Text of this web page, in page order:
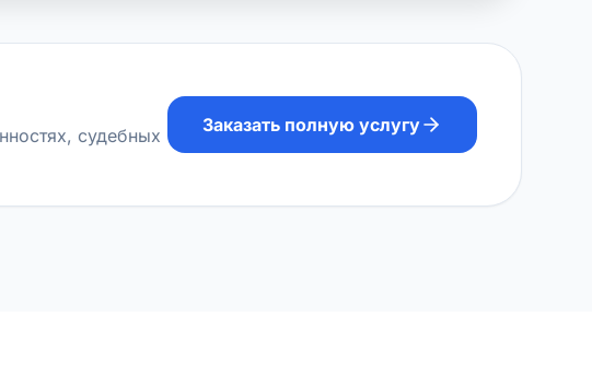
судебных
Заказать полную услугу